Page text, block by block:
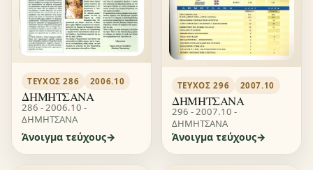
ΤΕΎΧΟΣ 286 2006.10
ΔΗΜΗΤΣΑΝΑ
286 - 2006.10 -
ΔΗΜΗΤΣΑΝΑ
Άνοιγμα τεύχους
ΤΕΎΧΟΣ 296 2007.10
ΔΗΜΗΤΣΑΝΑ
296 - 2007.10 -
ΔΗΜΗΤΣΑΝΑ
Άνοιγμα τεύχους